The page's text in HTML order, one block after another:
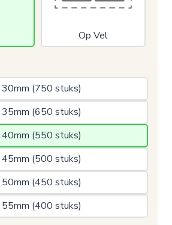
Op Vel
(750 stuks)
(650 stuks)
(550 stuks)
(500 stuks)
(450 stuks)
(400 stuks)